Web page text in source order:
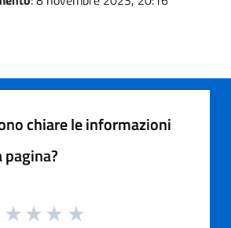
chiare le informazioni
pagina?